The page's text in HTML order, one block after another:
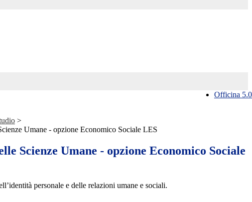
Officina 5.0
>
Umane - opzione Economico Sociale LES
Scienze Umane - opzione Economico Sociale
personale e delle relazioni umane e sociali.